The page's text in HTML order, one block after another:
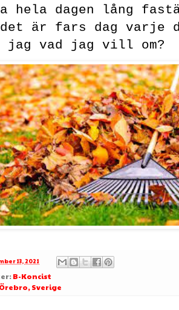
hela dagen lång
är fars dag varje
jag vad jag vill om?
13, 2021
B-Koncist
Örebro, Sverige